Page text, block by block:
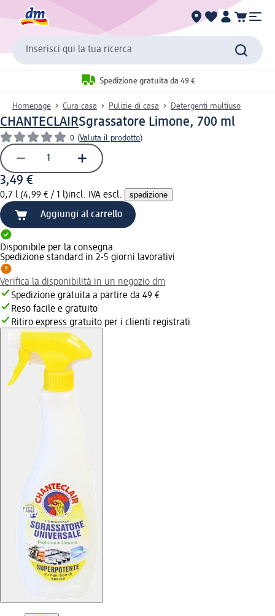
Inserisci qui la tua ricerca
Spedizione gratuita da 49 €
Homepage Cura casa Pulizie di casa Detergenti multiuso
CHANTECLAIRSgrassatore Limone, 700 ml
0 (Valuta il prodotto)
3,49 €
0,7 l (4,99 € / 1 l)incl. IVA escl. spedizione
Aggiungi al carrello
Disponibile per la consegna
Spedizione standard in 2-5 giorni lavorativi
Verifica la disponibilità in un negozio dm
Spedizione gratuita a partire da 49 €
Reso facile e gratuito
Ritiro express gratuito per i clienti registrati